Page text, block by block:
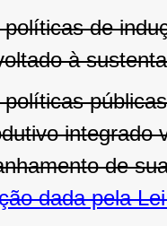
de
à
integrado
de
dada pela